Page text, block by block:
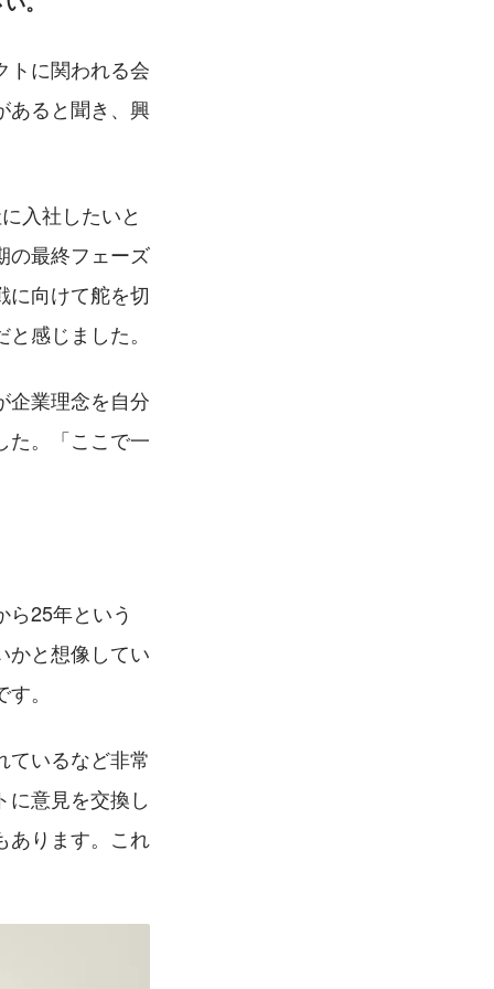
トに関われる会
あると聞き、興
入社したいと
の最終フェーズ
に向けて舵を切
感じました。
企業理念を自分
た。「ここで一
25年という
かと想像してい
。
ているなど非常
に意見を交換し
あります。これ